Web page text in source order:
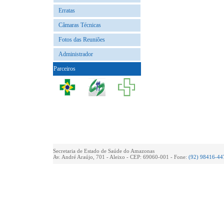
Erratas
Câmaras Técnicas
Fotos das Reuniões
Administrador
Parceiros
Secretaria de Estado de Saúde do Amazonas
Av. André Araújo, 701 - Aleixo - CEP: 69060-001 - Fone: (92) 98416-